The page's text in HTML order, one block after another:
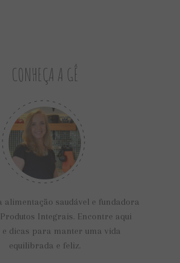
CONHEÇA A GÊ
alimentação saudável e fundadora
Integrais. Encontre aqui
e dicas para manter uma vida
equilibrada e feliz.